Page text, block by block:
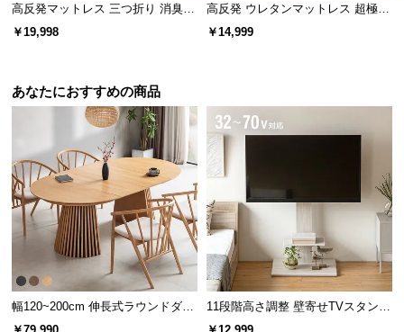
高反発マットレス 三つ折り 消臭
高密度ハード 厚さ10cm K
￥19,998
高反発 ウレタンマットレス 超極厚
20cm 三つ折りタイプ [S]
￥14,999
あなたにおすすめの商品
幅120~200cm 伸長式ラウンドダイ
ニングテーブル 6人掛け 天然木突
11段階高さ調整 壁寄せTVスタンド
キャスター付き 上下左右角度調節